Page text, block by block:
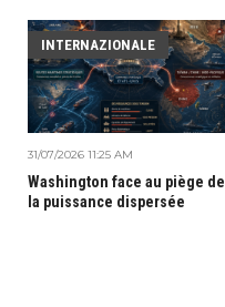
INTERNAZIONALE
31/07/2026 11:25 AM
Washington face au piège de
la puissance dispersée